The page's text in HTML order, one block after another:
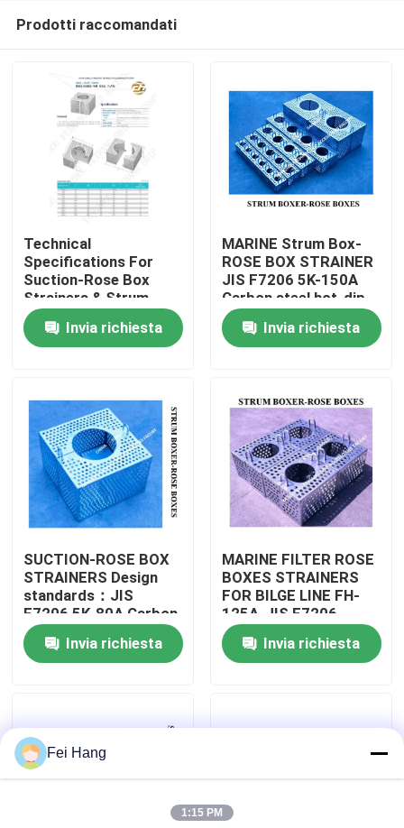
Casa
Chi siamo
Fatory Tour
Controllo di qualità
Contattaci
Richiedere un preventivo
Marine può filtrare l'acqua
Marine Sea Water Strainer
Prodotti raccomandati
Technical
Specifications For
Suction-Rose Box
Strainers & Strum
Rose Box Strainer
Carbon Steel Hot-Dip
Galvanized
Invia richiesta
MARINE Strum Box-
ROSE BOX STRAINER
JIS F7206 5K-150A
Carbon steel hot-dip
galvanized
Invia richiesta
SUCTION-ROSE BOX
STRAINERS Design
standards：JIS
F7206 5K-80A Carbon
steel hot-dip
galvanizedInvia richiesta
MARINE FILTER ROSE
BOXES STRAINERS
FOR BILGE LINE FH-
125A-JIS F7206
Invia richiesta
Fei Hang
1:15 PM